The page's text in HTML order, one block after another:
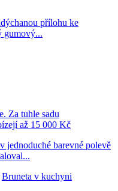
přílohu ke
gumový...
Za tuhle sadu
až 15 000 Kč
jednoduché barevné polevě
Bruneta v kuchyni